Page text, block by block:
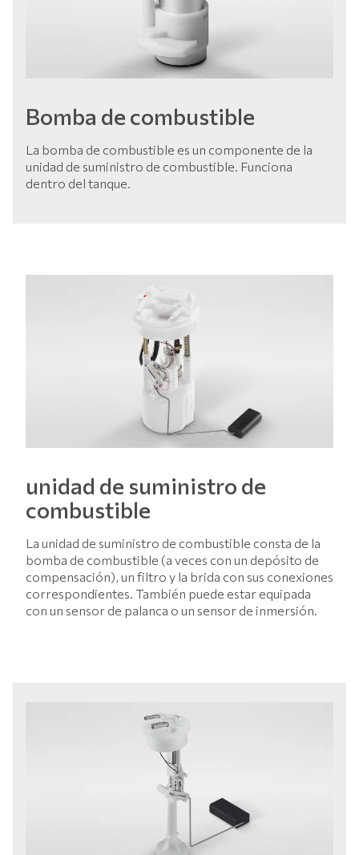
Bomba de combustible
La bomba de combustible es un componente de la
unidad de suministro de combustible. Funciona
dentro del tanque.
unidad de suministro de
combustible
La unidad de suministro de combustible consta de la
bomba de combustible (a veces con un depósito de
compensación), un filtro y la brida con sus conexiones
correspondientes. También puede estar equipada
con un sensor de palanca o un sensor de inmersión.